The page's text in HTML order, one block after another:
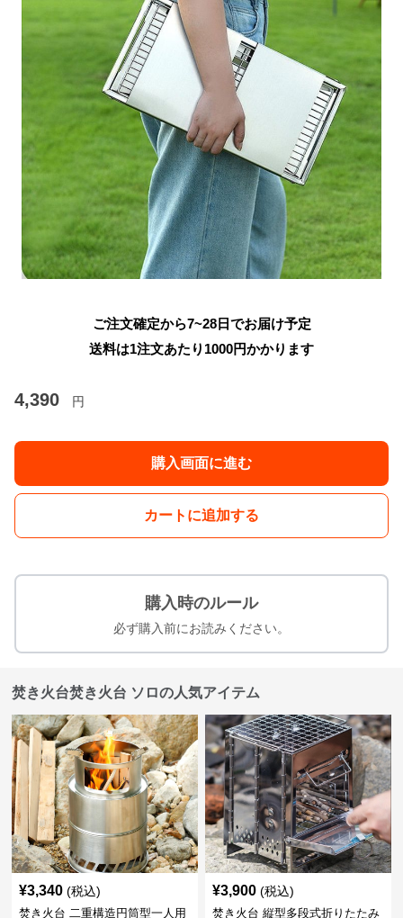
ご注文確定から7~28日でお届け予定
送料は1注文あたり 1000円かかります
4,390 円
購入画面に進む
カートに追加する
購入時のルール
必ず購入前にお読みください。
焚き火台焚き火台 ソロの人気アイテム
¥3,340 (税込)
焚き火台 二重構造円筒型一人用
¥3,900 (税込)
焚き火台 縦型多段式折りたたみ